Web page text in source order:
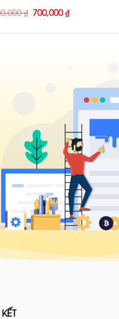
₫ 700,000₫